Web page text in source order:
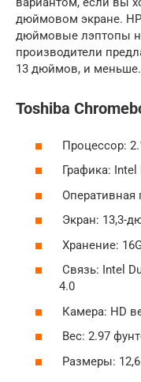
дюймовом экране.
дюймовые лэптопы
производители
13 дюймов, и меньше.
Toshiba
Процессор:
Графика: Intel
Оперативная
Экран: 13,3-
Хранение:
Связь: Intel
4.0
Камера: HD
Вес: 2.97
Размеры: